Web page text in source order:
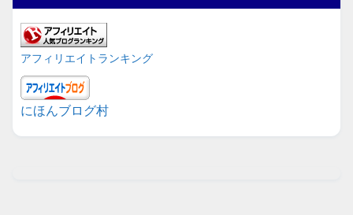
アフィリエイトランキング
にほんブログ村